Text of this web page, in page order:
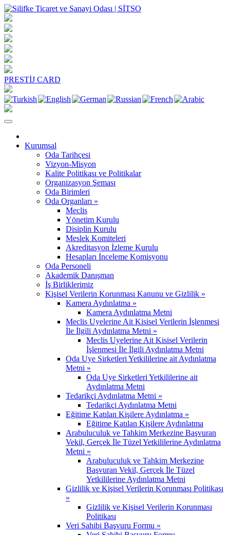
PRESTİJ CARD
Kurumsal
Oda Tarihçesi
Vizyon-Misyon
Kalite Politikası ve Politikalar
Organizasyon Şeması
Oda Birimleri
Oda Organları »
Meclis
Yönetim Kurulu
Disiplin Kurulu
Meslek Komiteleri
Akreditasyon İzleme Kurulu
Hesapları İnceleme Komisyonu
Oda Personeli
Akademik Danışman
İş Birliklerimiz
Kişisel Verilerin Korunması Kanunu ve Gizlilik »
Kamera Aydınlatma »
Kamera Aydınlatma Metni
Meclis Uyelerine Ait Kisisel Verilerin İşlenmesi
İle İlgili Aydınlatma Metni »
Meclis Uyelerine Ait Kisisel Verilerin
İşlenmesi İle İlgili Aydınlatma Metni
Oda Uye Sirketleri Yetkililerine ait Aydınlatma
Metni »
Oda Uye Sirketleri Yetkililerine ait
Aydınlatma Metni
Tedarikçi Aydınlatma Metni »
Tedarikçi Aydınlatma Metni
Eğitime Katılan Kişilere Aydınlatma »
Eğitime Katılan Kişilere Aydınlatma
Arabuluculuk ve Tahkim Merkezine Başvuran
Vekil, Gerçek İle Tüzel Yetkililerine Aydınlatma
Metni »
Arabuluculuk ve Tahkim Merkezine
Başvuran Vekil, Gerçek İle Tüzel
Yetkililerine Aydınlatma Metni
Gizlilik ve Kişisel Verilerin Korunması Politikası
»
Gizlilik ve Kişisel Verilerin Korunması
Politikası
Veri Sahibi Başvuru Formu »